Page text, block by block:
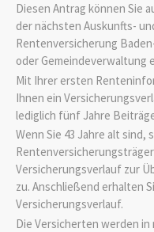
Diesen Antrag können Sie
der nächsten Auskunfts-
Rentenversicherung
oder Gemeindeverwaltung
Mit Ihrer ersten
Ihnen ein
lediglich fünf Jahre
Wenn Sie 43 Jahre alt sind,
Versicherungsverlauf zur
zu. Anschließend erhalten
Versicherungsverlauf.
Die Versicherten werden